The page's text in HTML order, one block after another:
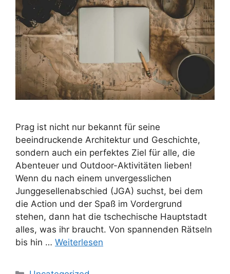
Prag ist nicht nur bekannt für seine
beeindruckende Architektur und Geschichte,
sondern auch ein perfektes Ziel für alle, die
Abenteuer und Outdoor-Aktivitäten lieben!
Wenn du nach einem unvergesslichen
Junggesellenabschied (JGA) suchst, bei dem
die Action und der Spaß im Vordergrund
stehen, dann hat die tschechische Hauptstadt
alles, was ihr braucht. Von spannenden Rätseln
bis hin … Weiterlesen